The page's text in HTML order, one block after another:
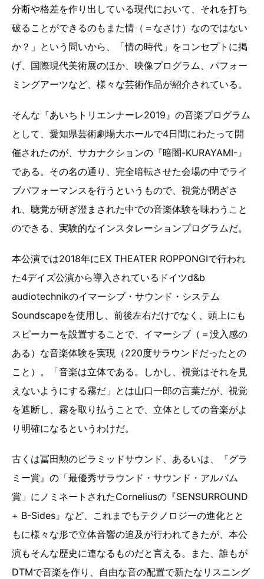
分断や格差を作り出している現代において、それを打ち
破ることができるのもまた情（＝なさけ）なのではない
か？」という問いから、「情の時代」をコンセプトに掲
げ、国際現代美術展のほか、映像プログラム、パフォー
ミングアーツなど、様々な芸術作品が紹介されている。
そんな『あいちトリエンナーレ2019』の音楽プログラム
として、愛知県芸術劇場大ホールで4日間にわたって開
催されたのが、サカナクションの『暗闇-KURAYAMI-』
である。その名の通り、完全暗転させた会場の中でライ
ブパフォーマンスを行うというもので、視覚が閉ざさ
れ、聴覚が研ぎ澄まされた中での音楽体験を味わうこと
のできる、実験的なインスタレーションプログラムだ。
本公演では2018年にEX THEATER ROPPONGIで行われ
た4デイズ公演から導入されているドイツd&b
audiotechnikのイマーシブ・サウンド・システム
Soundscapeを使用し、前後左右だけでなく、頭上にも
スピーカーを設置することで、イマーシブ（＝没入感の
ある）な音楽体験を実現（220度サラウンドだったとの
こと）。「音楽は立体である。しかし、視覚はそれを見
えないようにする霧だ」とは山口一郎の言葉だが、視覚
を遮断し、霧を取り払うことで、立体としての音楽がよ
り明確になるというわけだ。
古くは冨田勲のピラミッドサウンド、あるいは、『グラ
ミー賞』の「最優秀サラウンド・サウンド・アルバム
賞」にノミネートされたCorneliusの『SENSURROUND
+ B-Sides』など、これまでもテクノロジーの進化とと
もに様々な形で立体音響の追及が行われてきたが、本公
演もそんな歴史に連なるものだと言える。また、誰もが
DTMで音楽を作り、自由な音の配置で新たなリスニング